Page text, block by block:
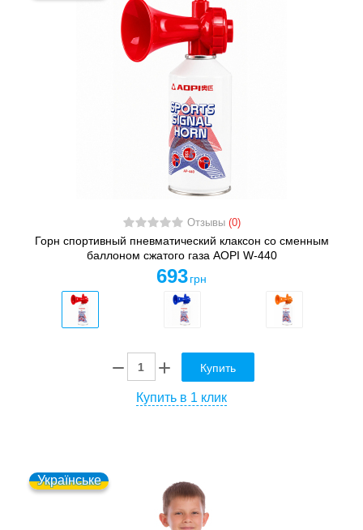
Отзывы (0)
Горн спортивный пневматический клаксон со сменным
баллоном сжатого газа AOPI W-440
693 грн
Купить
Купить в 1 клик
Українське